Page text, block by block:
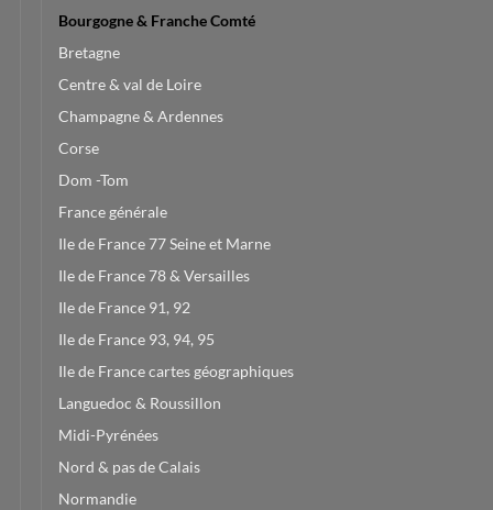
Bourgogne & Franche Comté
Bretagne
Centre & val de Loire
Champagne & Ardennes
Corse
Dom -Tom
France générale
Ile de France 77 Seine et Marne
Ile de France 78 & Versailles
Ile de France 91, 92
Ile de France 93, 94, 95
Ile de France cartes géographiques
Languedoc & Roussillon
Midi-Pyrénées
Nord & pas de Calais
Normandie